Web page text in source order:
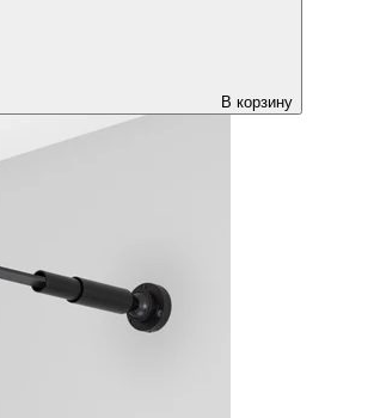
В корзину